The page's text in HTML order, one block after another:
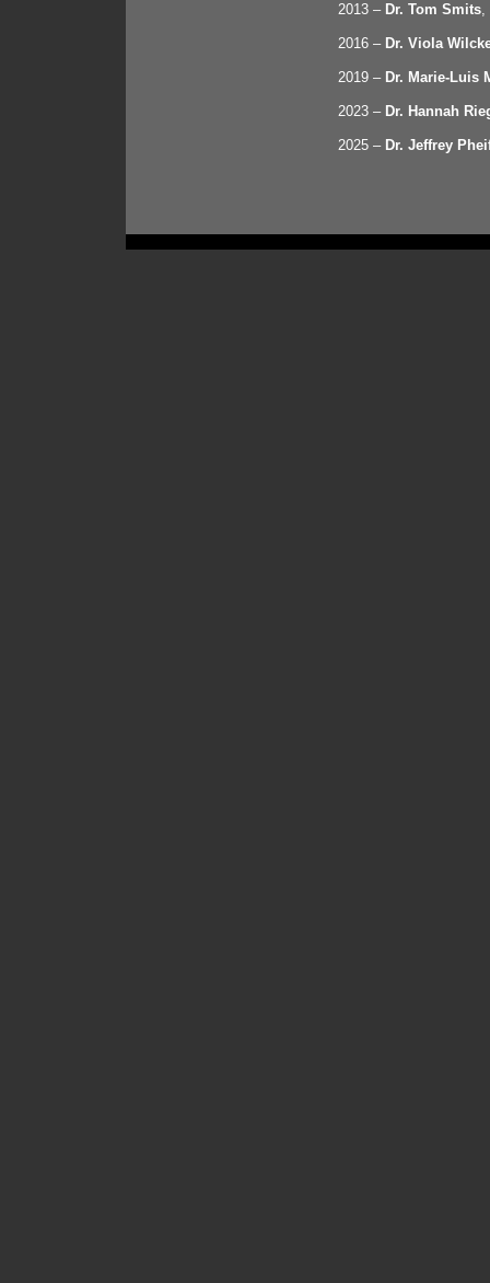
2013 – Dr. Tom Smits,
2016 – Dr. Viola
2019 – Dr. Marie-Luis
2023 – Dr. Hannah
2025 – Dr. Jeffrey